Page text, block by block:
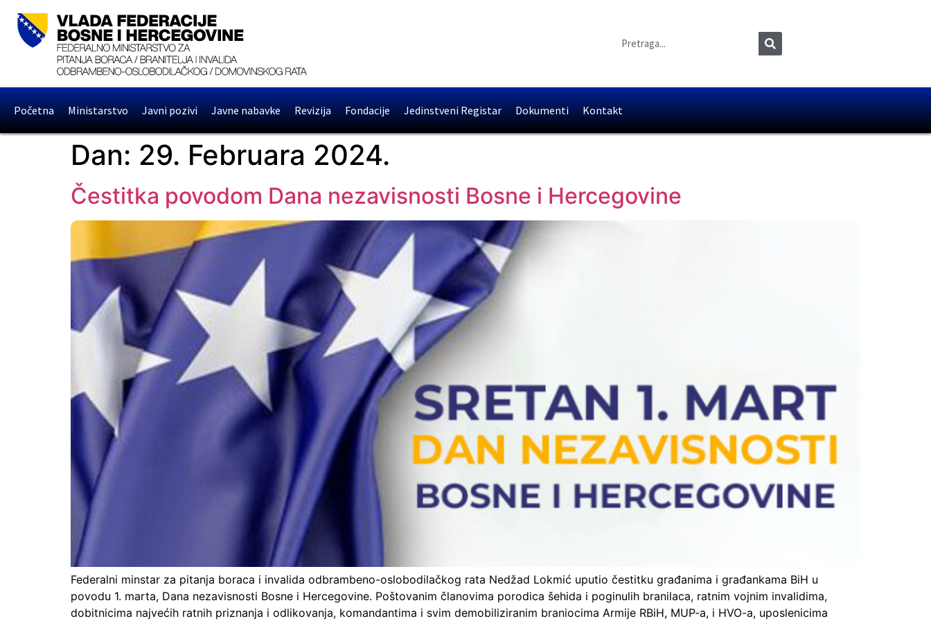
Početna Ministarstvo Javni pozivi Javne nabavke Revizija Fondacije Jedinstveni Registar Dokumenti Kontakt
Dan: 29. Februara 2024.
Čestitka povodom Dana nezavisnosti Bosne i Hercegovine
Federalni minstar za pitanja boraca i invalida odbrambeno-oslobodilačkog rata Nedžad Lokmić uputio čestitku građanima i građankama BiH u
povodu 1. marta, Dana nezavisnosti Bosne i Hercegovine. Poštovanim članovima porodica šehida i poginulih branilaca, ratnim vojnim invalidima,
dobitnicima najvećih ratnih priznanja i odlikovanja, komandantima i svim demobiliziranim braniocima Armije RBiH, MUP-a, i HVO-a, uposlenicima